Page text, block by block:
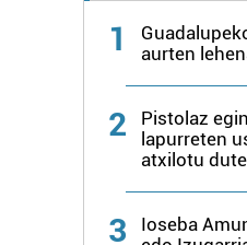
1
aurten
2
Pistolaz
lapurreten
atxilotu
3
Ioseba